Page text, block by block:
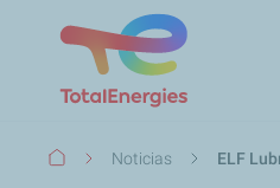
Ruta
Noticias ELF